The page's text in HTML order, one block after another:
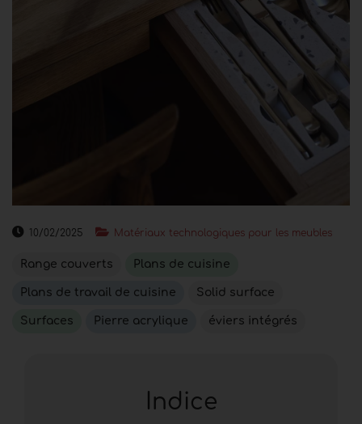
10/02/2025 Matériaux technologiques pour les meubles
Range couverts Plans de cuisine
Plans de travail de cuisine Solid surface
Surfaces Pierre acrylique éviers intégrés
Indice